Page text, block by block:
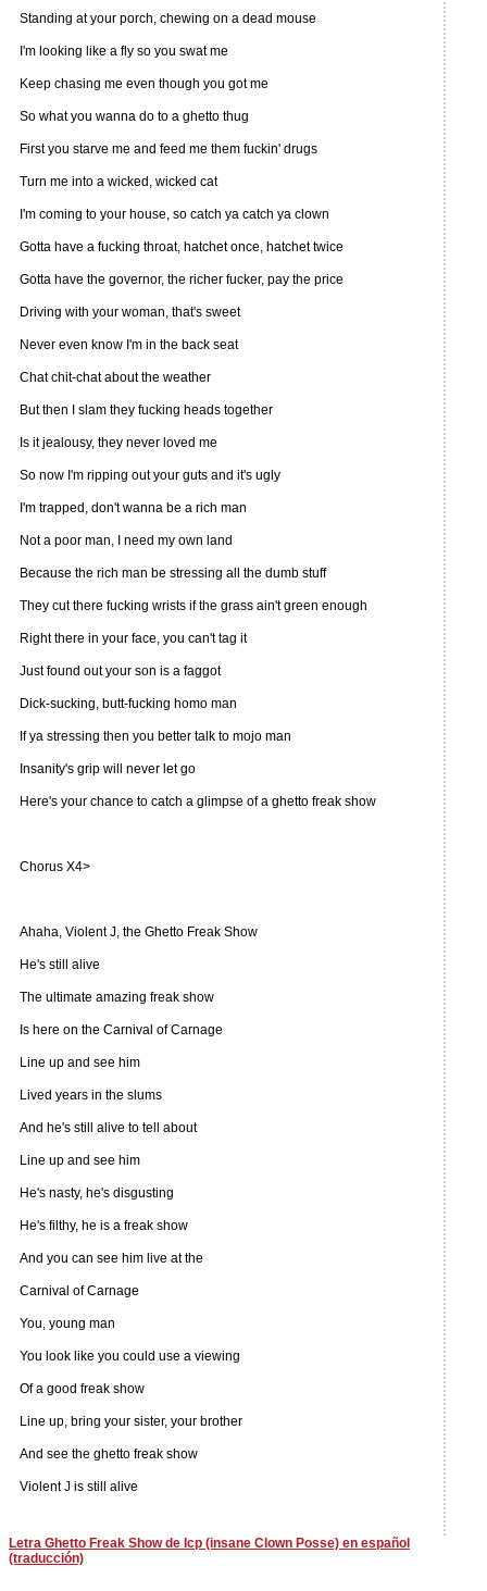
Standing at your porch, chewing on a dead mouse
I'm looking like a fly so you swat me
Keep chasing me even though you got me
So what you wanna do to a ghetto thug
First you starve me and feed me them fuckin' drugs
Turn me into a wicked, wicked cat
I'm coming to your house, so catch ya catch ya clown
Gotta have a fucking throat, hatchet once, hatchet twice
Gotta have the governor, the richer fucker, pay the price
Driving with your woman, that's sweet
Never even know I'm in the back seat
Chat chit-chat about the weather
But then I slam they fucking heads together
Is it jealousy, they never loved me
So now I'm ripping out your guts and it's ugly
I'm trapped, don't wanna be a rich man
Not a poor man, I need my own land
Because the rich man be stressing all the dumb stuff
They cut there fucking wrists if the grass ain't green enough
Right there in your face, you can't tag it
Just found out your son is a faggot
Dick-sucking, butt-fucking homo man
If ya stressing then you better talk to mojo man
Insanity's grip will never let go
Here's your chance to catch a glimpse of a ghetto freak show
Chorus X4>
Ahaha, Violent J, the Ghetto Freak Show
He's still alive
The ultimate amazing freak show
Is here on the Carnival of Carnage
Line up and see him
Lived years in the slums
And he's still alive to tell about
Line up and see him
He's nasty, he's disgusting
He's filthy, he is a freak show
And you can see him live at the
Carnival of Carnage
You, young man
You look like you could use a viewing
Of a good freak show
Line up, bring your sister, your brother
And see the ghetto freak show
Violent J is still alive
Letra Ghetto Freak Show de Icp (insane Clown Posse) en español
(traducción)